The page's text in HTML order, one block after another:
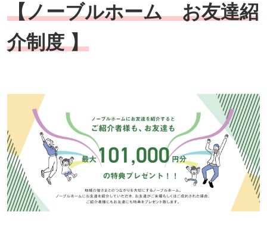
【ノーブルホーム お友達紹
介制度 】